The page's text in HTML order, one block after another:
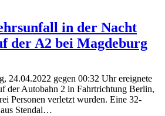
in der Nacht
der A2 bei Magdeburg
24.04.2022 gegen 00:32 Uhr ereignete
der Autobahn 2 in Fahrtrichtung Berlin,
Personen verletzt wurden. Eine 32-
Stendal…